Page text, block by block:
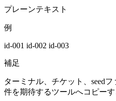
プレーンテキスト
例
id-001 id-002 id-003
補足
ターミナル、チケット、seed
件を期待するツールへコピーす